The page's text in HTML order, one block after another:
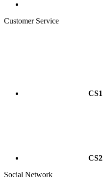
Customer Service
CS1
CS2
Social Network